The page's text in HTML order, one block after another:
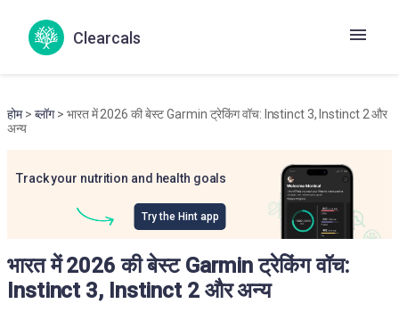
Clearcals
होम> ब्लॉग> भारत में 2026 की बेस्ट Garmin ट्रेकिंग वॉच: Instinct 3, Instinct 2 और
अन्य
Track your nutrition and health goals
Try the Hint app
भारत में 2026 की बेस्ट Garmin ट्रेकिंग वॉच:
Instinct 3, Instinct 2 और अन्य